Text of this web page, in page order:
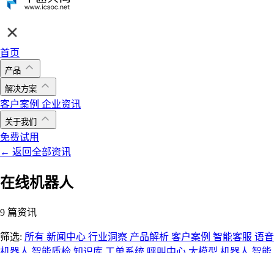
首页
产品
解决方案
客户案例 企业资讯
关于我们
免费试用
← 返回全部资讯
在线机器人
9 篇资讯
筛选: 所有 新闻中心 行业洞察 产品解析 客户案例 智能客服 语音